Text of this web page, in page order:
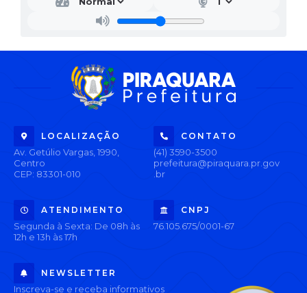
LOCALIZAÇÃO
Av. Getúlio Vargas, 1990,
Centro
CEP: 83301-010
CONTATO
(41) 3590-3500
prefeitura@piraquara.pr.gov
.br
ATENDIMENTO
Segunda à Sexta: De 08h às
12h e 13h às 17h
CNPJ
76.105.675/0001-67
NEWSLETTER
Inscreva-se e receba informativos